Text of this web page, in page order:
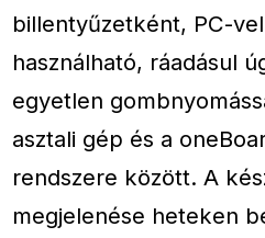
billentyűzetként, PC-
használható, ráadásul
egyetlen
asztali gép és a
rendszere között. A
megjelenése heteken